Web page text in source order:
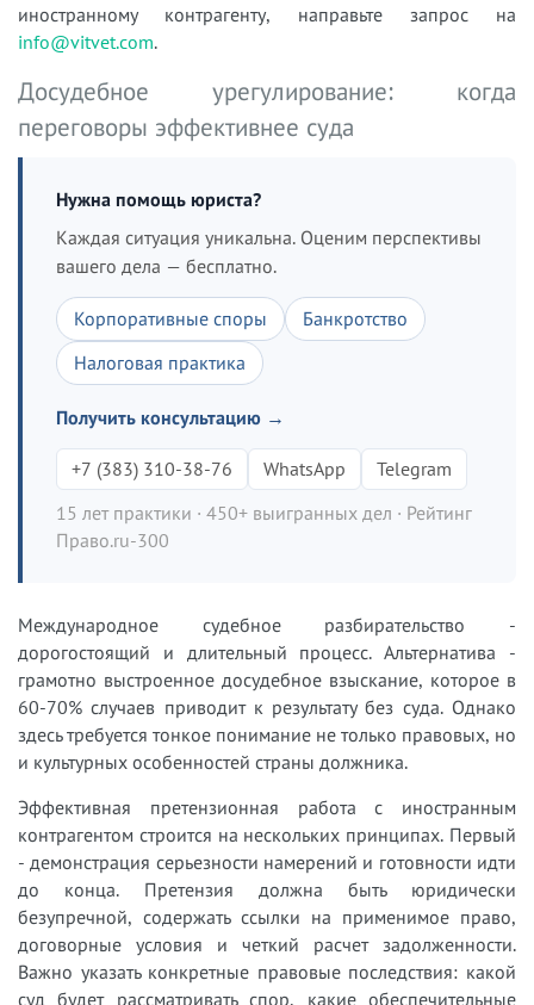
иностранному контрагенту, направьте запрос на
info@vitvet.com.
Досудебное урегулирование: когда
переговоры эффективнее суда
Нужна помощь юриста?
Каждая ситуация уникальна. Оценим перспективы
вашего дела — бесплатно.
Корпоративные споры
Банкротство
Налоговая практика
Получить консультацию →
+7 (383) 310-38-76 WhatsApp
Telegram
15 лет практики · 450+ выигранных дел · Рейтинг
Право.ru-300
Международное судебное разбирательство -
дорогостоящий и длительный процесс. Альтернатива -
грамотно выстроенное досудебное взыскание, которое в
60-70% случаев приводит к результату без суда. Однако
здесь требуется тонкое понимание не только правовых, но
и культурных особенностей страны должника.
Эффективная претензионная работа с иностранным
контрагентом строится на нескольких принципах. Первый
- демонстрация серьезности намерений и готовности идти
до конца. Претензия должна быть юридически
безупречной, содержать ссылки на применимое право,
договорные условия и четкий расчет задолженности.
Важно указать конкретные правовые последствия: какой
суд будет рассматривать спор, какие обеспечительные